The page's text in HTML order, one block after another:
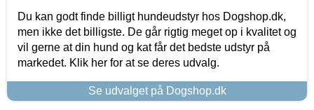
Du kan godt finde billigt hundeudstyr hos Dogshop.dk,
men ikke det billigste. De går rigtig meget op i kvalitet og
vil gerne at din hund og kat får det bedste udstyr på
markedet. Klik her for at se deres udvalg.
Se udvalget på Dogshop.dk